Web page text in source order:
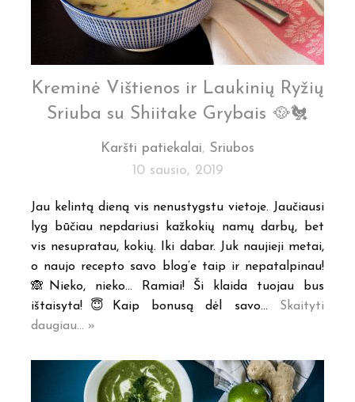
Kreminė Vištienos ir Laukinių Ryžių
Sriuba su Shiitake Grybais 🥘🐔
Karšti patiekalai, Sriubos
10 sausio, 2019
Jau kelintą dieną vis nenustygstu vietoje. Jaučiausi
lyg būčiau nepdariusi kažkokių namų darbų, bet
vis nesupratau, kokių. Iki dabar. Juk naujieji metai,
o naujo recepto savo blog’e taip ir nepatalpinau!
🙈Nieko, nieko… Ramiai! Ši klaida tuojau bus
ištaisyta!😇Kaip bonusą dėl savo… Skaityti
daugiau... »